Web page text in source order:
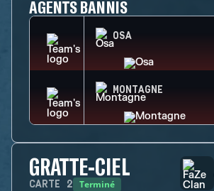
AGENTS BANNIS
OSA
MONTAGNE
GRATTE-CIEL
CARTE 2 Terminé